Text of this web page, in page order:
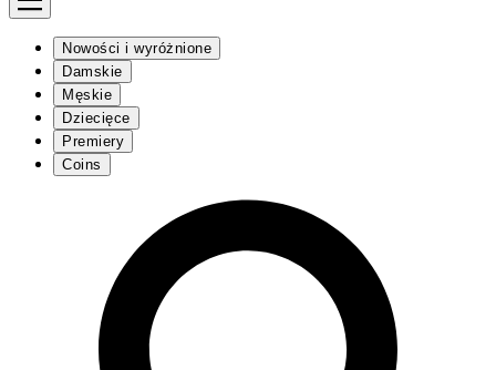
Nowości i wyróżnione
Damskie
Męskie
Dziecięce
Premiery
Coins